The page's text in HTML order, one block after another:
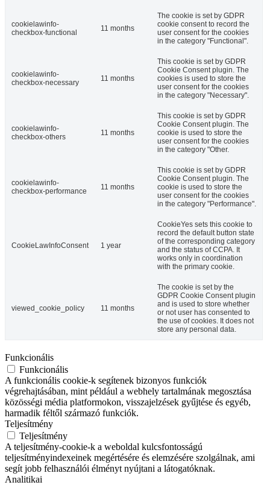
cookielawinfo-
checkbox-functional
11 months
The cookie is set by GDPR
cookie consent to record the
user consent for the cookies
in the category "Functional".
cookielawinfo-
checkbox-necessary
11 months
This cookie is set by GDPR
Cookie Consent plugin. The
cookies is used to store the
user consent for the cookies
in the category "Necessary".
cookielawinfo-
checkbox-others
11 months
This cookie is set by GDPR
Cookie Consent plugin. The
cookie is used to store the
user consent for the cookies
in the category "Other.
cookielawinfo-
checkbox-performance
11 months
This cookie is set by GDPR
Cookie Consent plugin. The
cookie is used to store the
user consent for the cookies
in the category "Performance".
CookieLawInfoConsent 1 year
CookieYes sets this cookie to
record the default button state
of the corresponding category
and the status of CCPA. It
works only in coordination
with the primary cookie.
viewed_cookie_policy 11 months
The cookie is set by the
GDPR Cookie Consent plugin
and is used to store whether
or not user has consented to
the use of cookies. It does not
store any personal data.
Funkcionális
Funkcionális
A funkcionális cookie-k segítenek bizonyos funkciók
végrehajtásában, mint például a webhely tartalmának megosztása
közösségi média platformokon, visszajelzések gyűjtése és egyéb,
harmadik féltől származó funkciók.
Teljesítmény
Teljesítmény
A teljesítmény-cookie-k a weboldal kulcsfontosságú
teljesítményindexeinek megértésére és elemzésére szolgálnak, ami
segít jobb felhasználói élményt nyújtani a látogatóknak.
Analitikai